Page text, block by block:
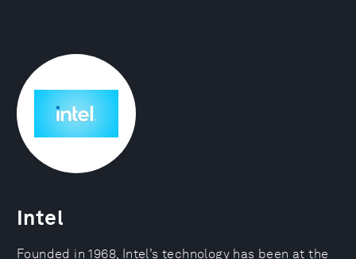
Intel
Founded in 1968, Intel’s technology has been at the